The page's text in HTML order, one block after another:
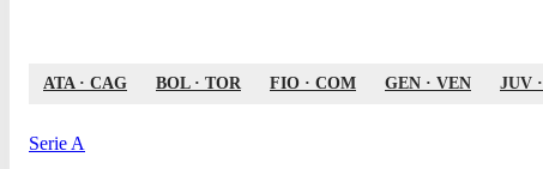
ATA · CAG BOL· TOR FIO · COM GEN · VEN JUV ·
Serie A